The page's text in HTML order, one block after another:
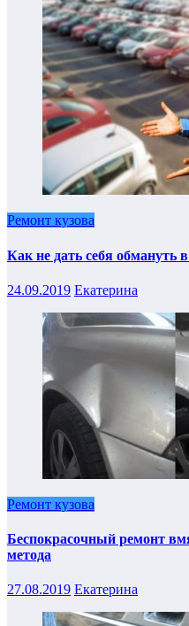
Ремонт кузова
Как не дать себя обмануть
24.09.2019 Екатерина
Ремонт кузова
Беспокрасочный ремонт
метода
27.08.2019 Екатерина